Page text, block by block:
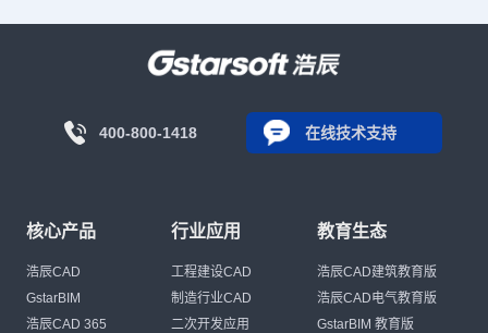
400-800-1418 在线技术支持
核心产品
浩辰CAD
GstarBIM
浩辰CAD 365
行业应用
工程建设CAD
制造行业CAD
二次开发应用
教育生态
浩辰CAD建筑教育版
浩辰CAD电气教育版
GstarBIM 教育版